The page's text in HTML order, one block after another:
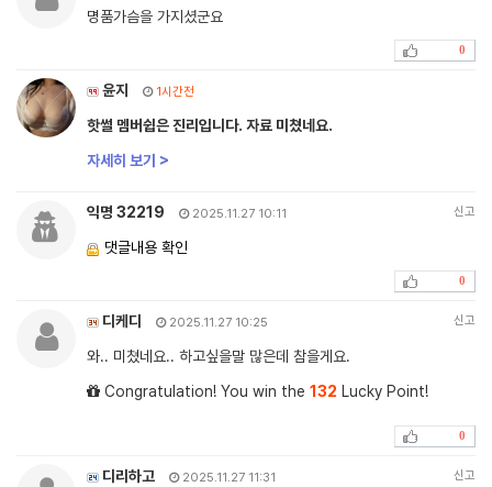
명품가슴을 가지셨군요
0
윤지 1시간전
핫썰 멤버쉽은 진리입니다. 자료 미쳤네요.
자세히 보기 >
익명 32219 2025.11.27 10:11 신고
댓글내용 확인
0
디케디 2025.11.27 10:25 신고
와.. 미쳤네요.. 하고싶을말 많은데 참을게요.
Congratulation! You win the 132 Lucky Point!
0
디리하고 2025.11.27 11:31 신고